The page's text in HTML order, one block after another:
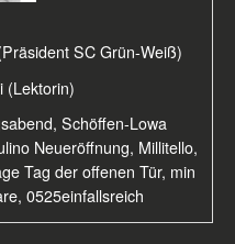
SC Grün-Weiß)
(Lektorin)
Schöffen-Lowa
Neueröffnung, Millitello,
Tag der offenen Tür, min
0525einfallsreich